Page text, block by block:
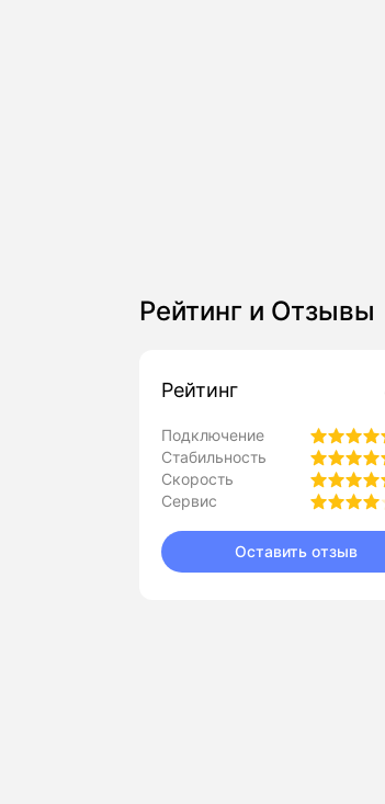
Рейтинг
Подключение
Стабильность
Скорость
Сервис
Оставить отзыв
Рейтинг и Отзывы